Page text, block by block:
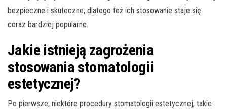
bezpieczne i skuteczne, dlatego też ich stosowanie staje się
coraz bardziej popularne.
Jakie istnieją zagrożenia
stosowania stomatologii
estetycznej?
Po pierwsze, niektóre procedury stomatologii estetycznej, takie